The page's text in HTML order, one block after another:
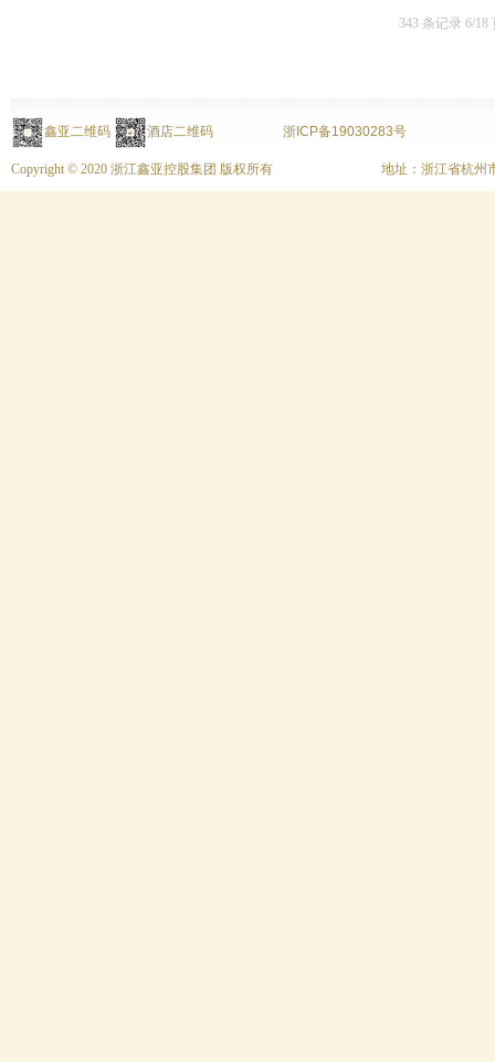
343 条记录 6/18
鑫亚二维码 酒店二维码 浙ICP备19030283号
Copyright © 2020 浙江鑫亚控股集团 版权所有 地址：浙江省杭州